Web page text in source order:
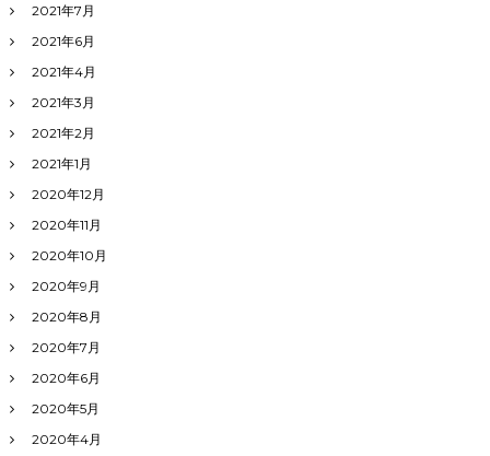
2021年7月
2021年6月
2021年4月
2021年3月
2021年2月
2021年1月
2020年12月
2020年11月
2020年10月
2020年9月
2020年8月
2020年7月
2020年6月
2020年5月
2020年4月